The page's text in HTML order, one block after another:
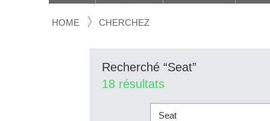
HOME CHERCHEZ
Recherché “Seat”
18 résultats